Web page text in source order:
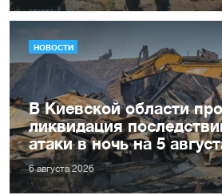
НОВОСТИ
В Киевской области
ликвидация
атаки в ночь на 5
6 августа 2026